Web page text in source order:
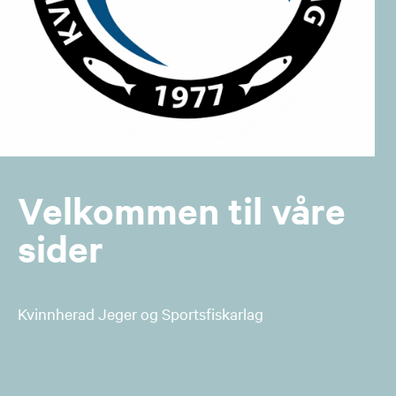
Velkommen til våre
sider
Kvinnherad Jeger og Sportsfiskarlag